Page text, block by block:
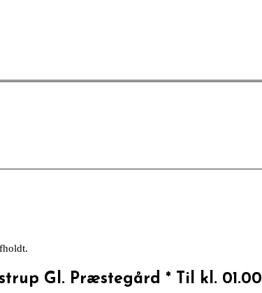
Gl. Præstegård * Til kl. 01.00